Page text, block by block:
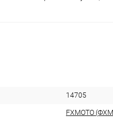
14705
FXMOTO